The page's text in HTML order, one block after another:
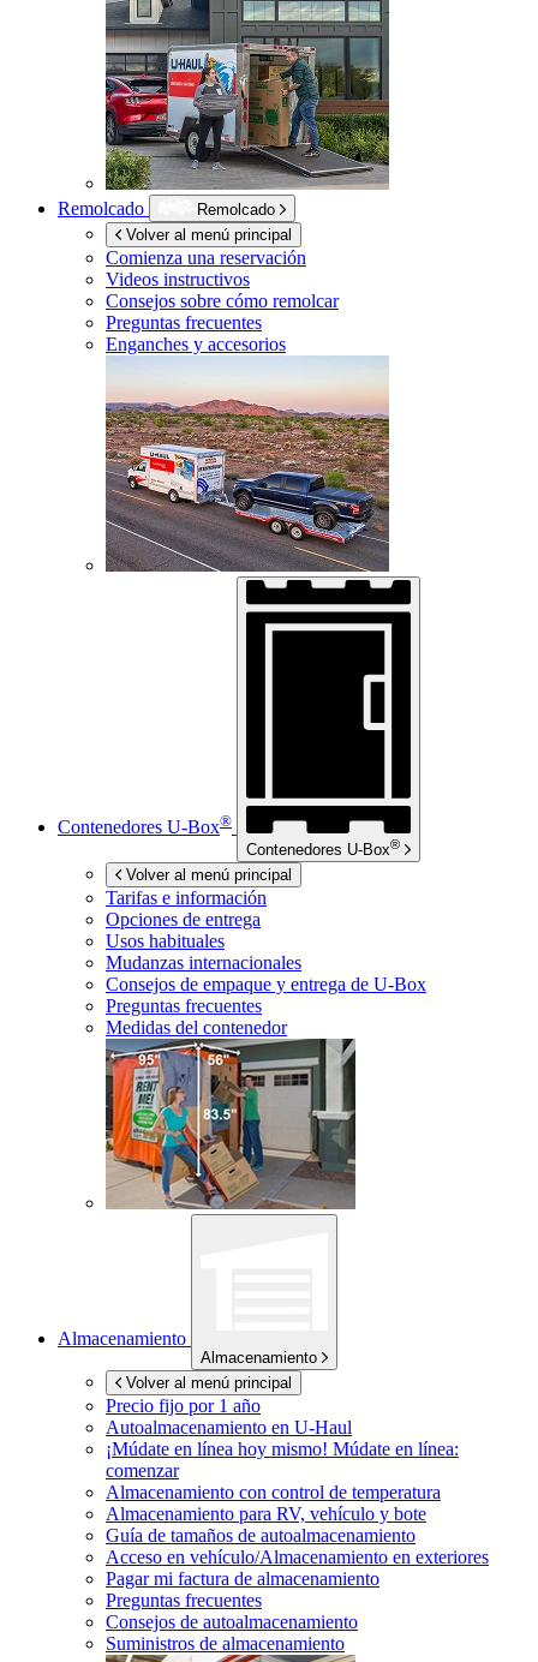
Remolcado
Remolcado
Volver al menú principal
Comienza una reservación
Videos instructivos
Consejos sobre cómo remolcar
Preguntas frecuentes
Enganches y accesorios
Contenedores U-Box®
Contenedores U-Box®
Volver al menú principal
Tarifas e información
Opciones de entrega
Usos habituales
Mudanzas internacionales
Consejos de empaque y entrega de U-Box
Preguntas frecuentes
Medidas del contenedor
Almacenamiento
Almacenamiento
Volver al menú principal
Precio fijo por 1 año
Autoalmacenamiento en U-Haul
¡Múdate en línea hoy mismo! Múdate en línea:
comenzar
Almacenamiento con control de temperatura
Almacenamiento para RV, vehículo y bote
Guía de tamaños de autoalmacenamiento
Acceso en vehículo/Almacenamiento en exteriores
Pagar mi factura de almacenamiento
Preguntas frecuentes
Consejos de autoalmacenamiento
Suministros de almacenamiento